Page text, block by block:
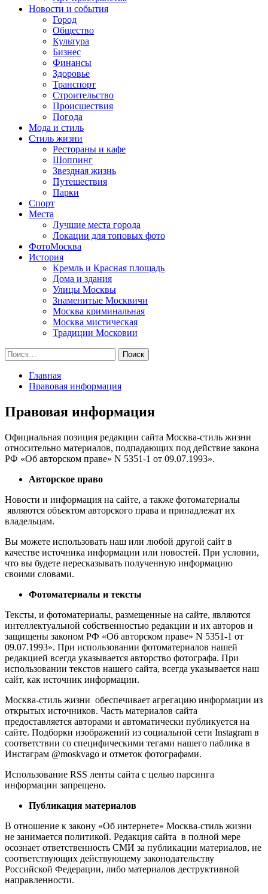
Новости и события
Город
Общество
Культура
Бизнес
Финансы
Здоровье
Транспорт
Строительство
Происшествия
Погода
Мода и стиль
Стиль жизни
Рестораны и кафе
Шоппинг
Звездная жизнь
Путешествия
Парки
Спорт
Места
Лучшие места города
Локации для топовых фото
ФотоМосква
История
Кремль и Красная площадь
Дома и здания
Улицы Москвы
Знаменитые Москвичи
Москва криминальная
Москва мистическая
Традиции Московии
Найти:
Главная
Правовая информация
Правовая информация
Официальная позиция редакции сайта Москва-стиль жизни
относительно материалов, подпадающих под действие закона
РФ «Об авторском праве» N 5351-1 от 09.07.1993».
Авторское право
Новости и информация на сайте, а также фотоматериалы
являются объектом авторского права и принадлежат их
владельцам.
Вы можете использовать наш или любой другой сайт в
качестве источника информации или новостей. При условии,
что вы будете пересказывать полученную информацию
своими словами.
Фотоматериалы и тексты
Тексты, и фотоматериалы, размещенные на сайте, являются
интеллектуальной собственностью редакции и их авторов и
защищены законом РФ «Об авторском праве» N 5351-1 от
09.07.1993». При использовании фотоматериалов нашей
редакцией всегда указывается авторство фотографа. При
использовании текстов нашего сайта, всегда указывается наш
сайт, как источник информации.
Москва-стиль жизни обеспечивает агрегацию информации из
открытых источников. Часть материалов сайта
предоставляется авторами и автоматически публикуется на
сайте. Подборки изображений из социальной сети Instagram в
соответствии со специфическими тегами нашего паблика в
Инстаграм @moskvago и отметок фотографами.
Использование RSS ленты сайта с целью парсинга
информации запрещено.
Публикация материалов
В отношение к закону «Об интернете» Москва-стиль жизни
не занимается политикой. Редакция сайта в полной мере
осознает ответственность СМИ за публикации материалов, не
соответствующих действующему законодательству
Российской Федерации, либо материалов деструктивной
направленности.